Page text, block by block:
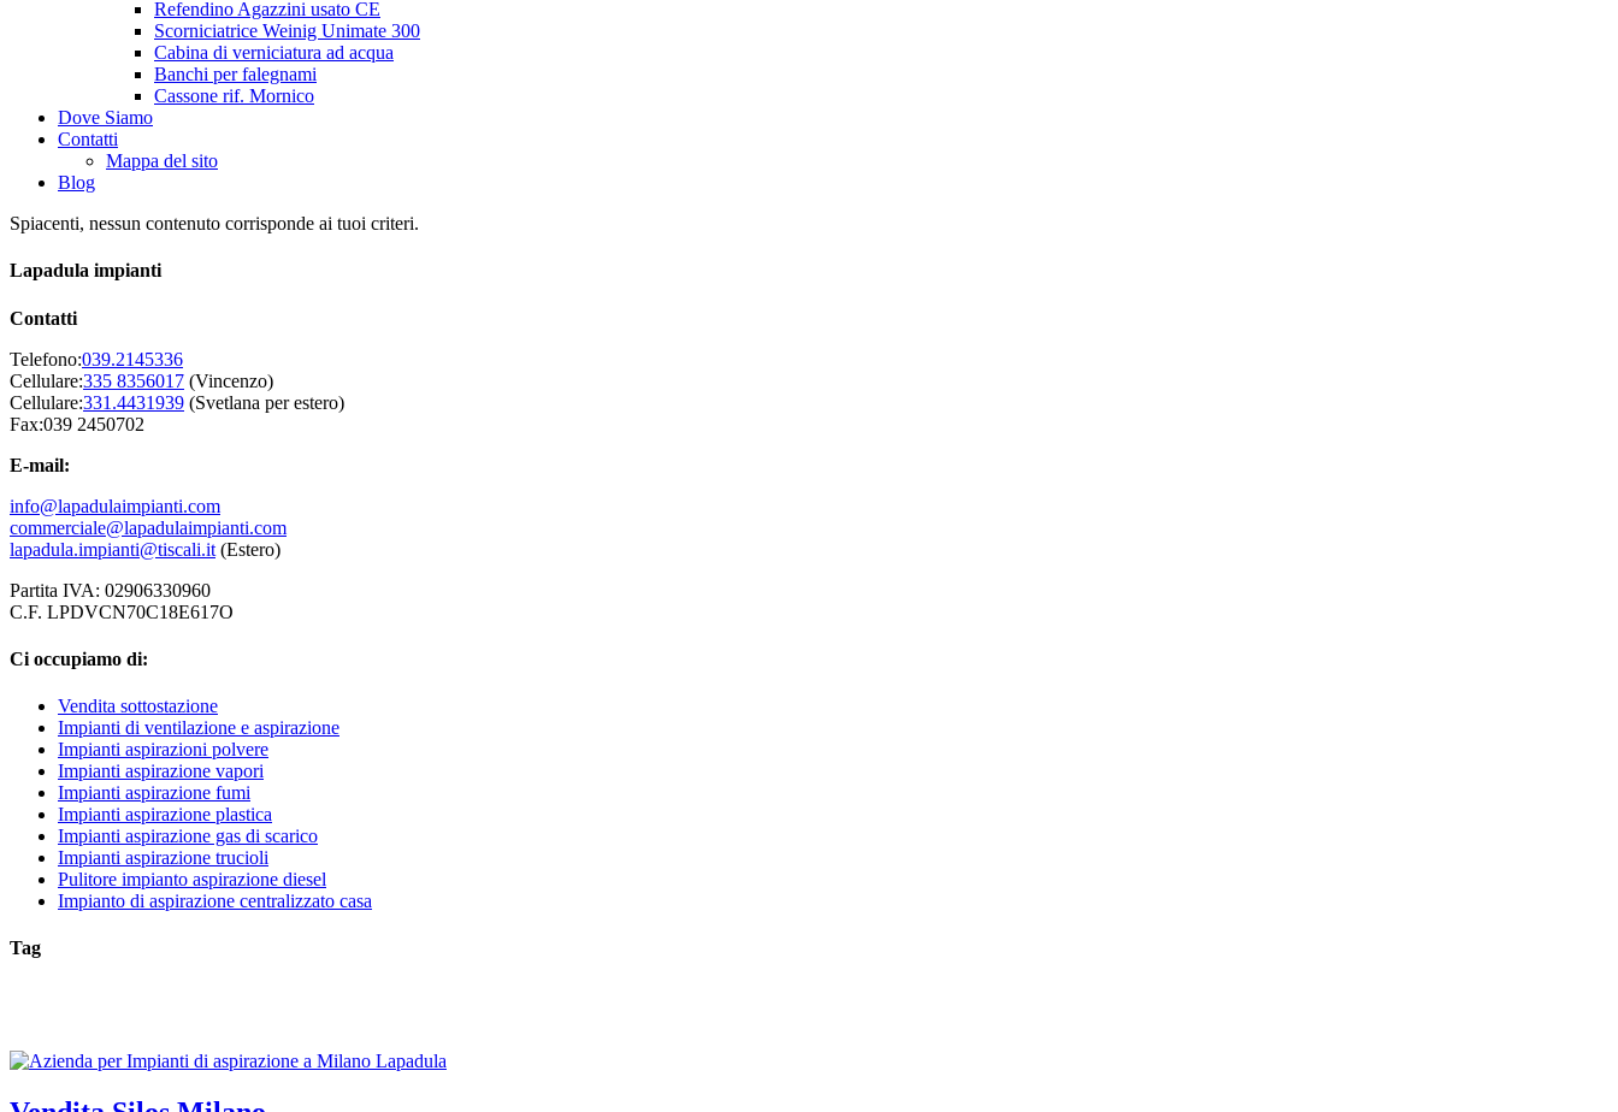
Refendino Agazzini usato CE
Scorniciatrice Weinig Unimate 300
Cabina di verniciatura ad acqua
Banchi per falegnami
Cassone rif. Mornico
Dove Siamo
Contatti
Mappa del sito
Blog
Spiacenti, nessun contenuto corrisponde ai tuoi criteri.
Lapadula impianti
Contatti
Telefono:039.2145336
Cellulare:335 8356017 (Vincenzo)
Cellulare:331.4431939 (Svetlana per estero)
Fax:039 2450702
E-mail:
info@lapadulaimpianti.com
commerciale@lapadulaimpianti.com
lapadula.impianti@tiscali.it (Estero)
Partita IVA: 02906330960
C.F. LPDVCN70C18E617O
Ci occupiamo di:
Vendita sottostazione
Impianti di ventilazione e aspirazione
Impianti aspirazioni polvere
Impianti aspirazione vapori
Impianti aspirazione fumi
Impianti aspirazione plastica
Impianti aspirazione gas di scarico
Impianti aspirazione trucioli
Pulitore impianto aspirazione diesel
Impianto di aspirazione centralizzato casa
Tag